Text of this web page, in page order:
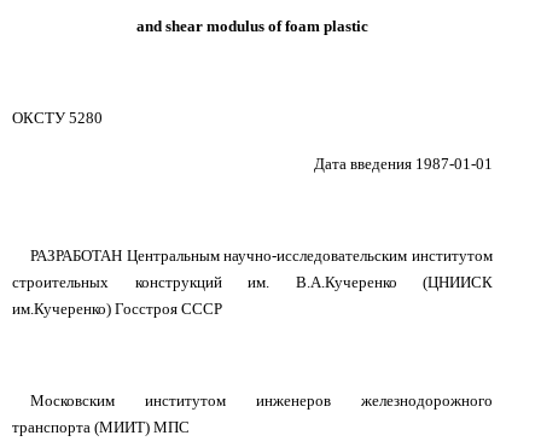
and shear modulus of foam plastic
ОКСТУ 5280
Дата введения 1987-01-01
РАЗРАБОТАН Центральным научно-исследовательским институтом
строительных конструкций им. В.А.Кучеренко (ЦНИИСК
им.Кучеренко) Госстроя СССР
Московским институтом инженеров железнодорожного
транспорта (МИИТ) МПС